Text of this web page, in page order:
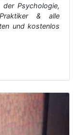
der Psychologie,
& alle
und kostenlos